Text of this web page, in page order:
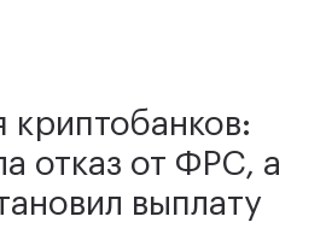
криптобанков:
отказ от ФРС, а
выплату